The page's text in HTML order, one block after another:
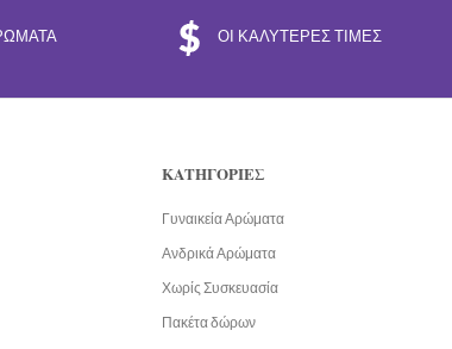
ΟΙ ΚΑΛΎΤΕΡΕΣ ΤΙΜΈΣ
ΚΑΤΗΓΟΡΙΕΣ
Γυναικεία Αρώματα
Ανδρικά Αρώματα
Χωρίς Συσκευασία
Πακέτα δώρων